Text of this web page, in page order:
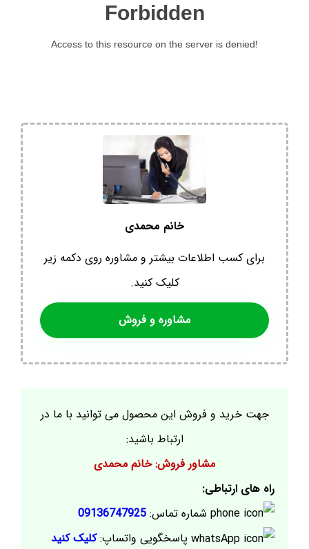
خانم محمدی
برای کسب اطلاعات بیشتر و مشاوره روی دکمه زیر
کلیک کنید.
مشاوره و فروش
جهت خرید و فروش این محصول می توانید با ما در
ارتباط باشید:
مشاور فروش: خانم محمدی
راه های ارتباطی:
شماره تماس: 09136747925
پاسخگویی واتساپ:کلیک کنید